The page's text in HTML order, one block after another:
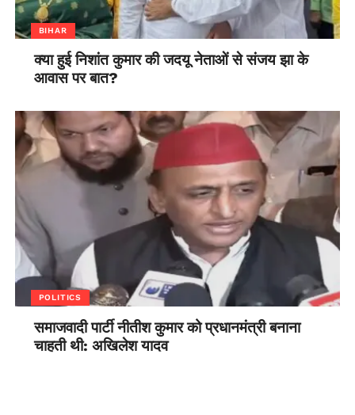
BIHAR
क्या हुई निशांत कुमार की जदयू नेताओं से संजय झा के
आवास पर बात?
POLITICS
समाजवादी पार्टी नीतीश कुमार को प्रधानमंत्री बनाना
चाहती थी: अखिलेश यादव